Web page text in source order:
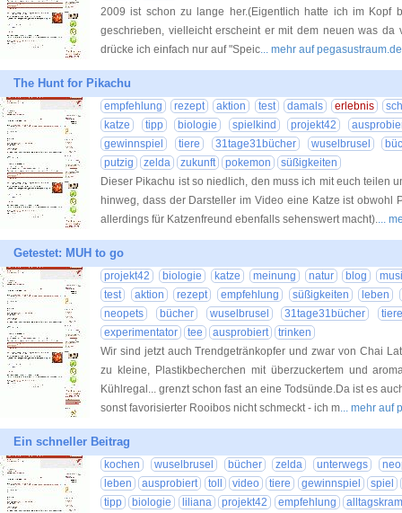
2009 ist schon zu lange her.(Eigentlich hatte ich im Kopf
geschrieben, vielleicht erscheint er mit dem neuen was da
drücke ich einfach nur auf "Speic... mehr auf pegasustraum.de
The Hunt for Pikachu
empfehlung rezept aktion test damals erlebnis
katze
tipp biologie spielkind projekt42
gewinnspiel
tiere 31tage31bücher wuselbrusel
putzig
zelda zukunft pokemon
süßigkeiten
Dieser Pikachu ist so niedlich, den muss ich mit euch teilen
hinweg, dass der Darsteller im Video eine Katze ist obwohl
allerdings für Katzenfreund ebenfalls sehenswert macht)....
Getestet: MUH to go
projekt42 biologie katze meinung natur blog
test
aktion rezept empfehlung süßigkeiten
leben
neopets
bücher wuselbrusel 31tage31bücher
tiere
experimentator
tee ausprobiert
trinken
Wir sind jetzt auch Trendgetränkopfer und zwar von Chai
zu kleine, Plastikbecherchen mit überzuckertem und
Kühlregal... grenzt schon fast an eine Todsünde.Da ist es
sonst favorisierter Rooibos nicht schmeckt - ich m... mehr auf
Ein schneller Beitrag
kochen wuselbrusel bücher zelda unterwegs
leben
ausprobiert toll video tiere gewinnspiel
spiel
tipp
biologie liliana projekt42 empfehlung